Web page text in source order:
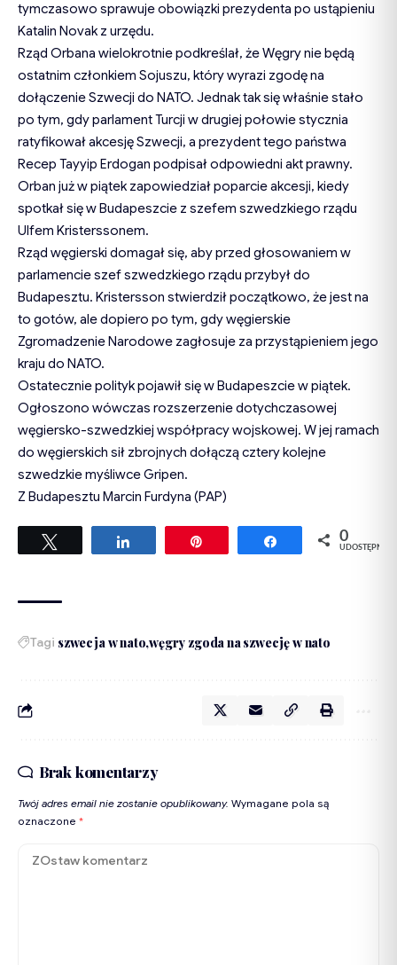
tymczasowo sprawuje obowiązki prezydenta po ustąpieniu
Katalin Novak z urzędu.
Rząd Orbana wielokrotnie podkreślał, że Węgry nie będą
ostatnim członkiem Sojuszu, który wyrazi zgodę na
dołączenie Szwecji do NATO. Jednak tak się właśnie stało
po tym, gdy parlament Turcji w drugiej połowie stycznia
ratyfikował akcesję Szwecji, a prezydent tego państwa
Recep Tayyip Erdogan podpisał odpowiedni akt prawny.
Orban już w piątek zapowiedział poparcie akcesji, kiedy
spotkał się w Budapeszcie z szefem szwedzkiego rządu
Ulfem Kristerssonem.
Rząd węgierski domagał się, aby przed głosowaniem w
parlamencie szef szwedzkiego rządu przybył do
Budapesztu. Kristersson stwierdził początkowo, że jest na
to gotów, ale dopiero po tym, gdy węgierskie
Zgromadzenie Narodowe zagłosuje za przystąpieniem jego
kraju do NATO.
Ostatecznie polityk pojawił się w Budapeszcie w piątek.
Ogłoszono wówczas rozszerzenie dotychczasowej
węgiersko-szwedzkiej współpracy wojskowej. W jej ramach
do węgierskich sił zbrojnych dołączą cztery kolejne
szwedzkie myśliwce Gripen.
Z Budapesztu Marcin Furdyna (PAP)
Udostępnij Udostępnij
0
UDOSTĘPNIEŃ
Tagi szwecja w nato węgry zgoda na szwecję w nato
Brak komentarzy
Twój adres email nie zostanie opublikowany. Wymagane pola są
oznaczone *